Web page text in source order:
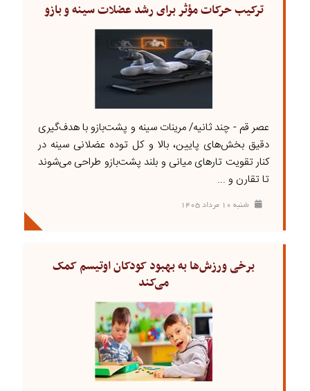
ترکیب حرکات مؤثر برای رشد عضلات سینه و بازو
عصر قم - چند ثانیه/ مرینات سینه و پشت‌بازو با هدف‌گیری
دقیق بخش‌های پایین، بالا و کل توده عضلانی سینه در
کنار تقویت تارهای میانی و بلند پشت‌بازو طراحی می‌شوند
تا تقارن و ...
شنبه ۱۰ مرداد ۱۴۰۵
برخی ورزش‌ها به بهبود کودکان اوتیسم کمک
می‌کند